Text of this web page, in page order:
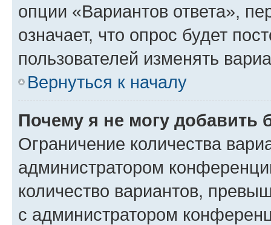
опции «Вариантов ответа»,
означает, что опрос будет
пользователей изменять
Вернуться к началу
Почему я не могу добавить
Ограничение количества
администратором
количество вариантов,
с администратором